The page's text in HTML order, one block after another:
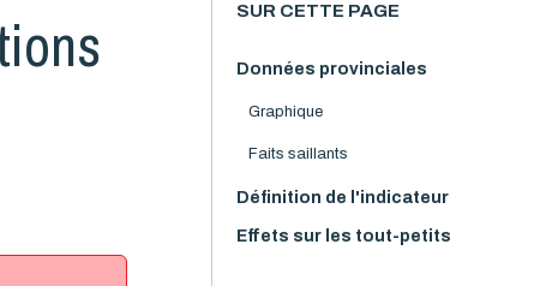
SUR CETTE PAGE
Données provinciales
Graphique
Faits saillants
Définition de l'indicateur
Effets sur les tout-petits